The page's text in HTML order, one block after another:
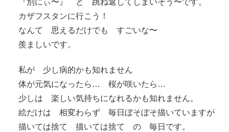
『別にぃ〜』 と 跳ね返してしまいそう〜です。
カザフスタンに行こう！
なんて 思えるだけでも すごいな〜
羨ましいです。
私が 少し病的かも知れません
体が元気になったら… 桜が咲いたら…
少しは 楽しい気持ちになれるかも知れません。
絵だけは 相変わらず 毎日ぼそぼそ描いていますが
描いては捨て 描いては捨て の 毎日です。